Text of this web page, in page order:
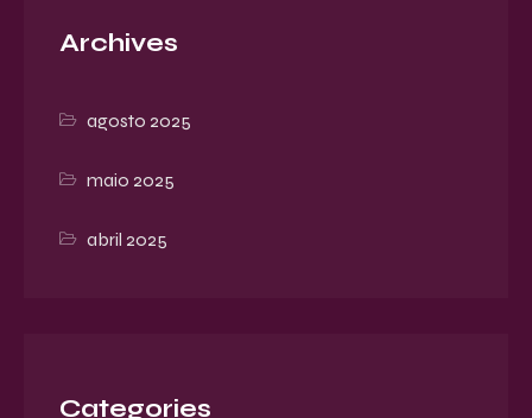
Archives
agosto 2025
maio 2025
abril 2025
Categories